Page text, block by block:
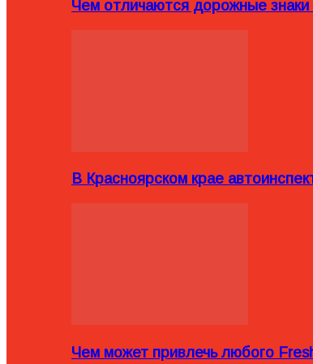
Чем отличаются дорожные
В Красноярском крае
Чем может привлечь любого